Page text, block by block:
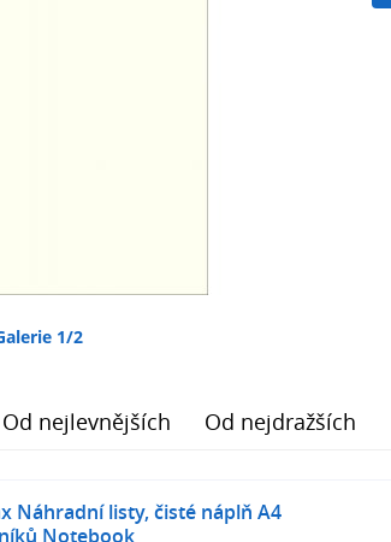
1/2
Od nejlevnějších Od nejdražších
Náhradní listy, čisté náplň A4
Notebook